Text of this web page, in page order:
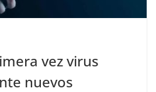
vez virus
nuevos